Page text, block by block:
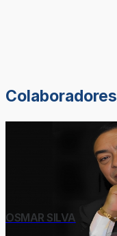
Colaboradores
OSMAR SILVA